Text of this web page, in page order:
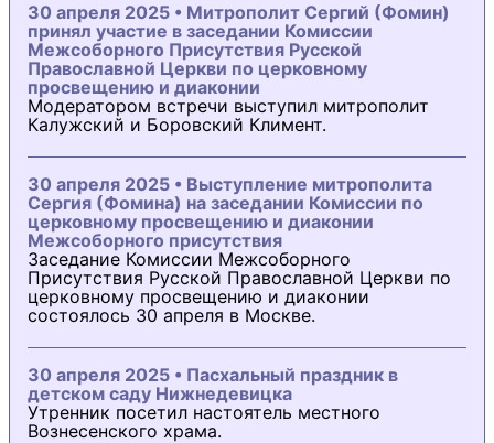
30 апреля 2025 • Митрополит Сергий (Фомин)
принял участие в заседании Комиссии
Межсоборного Присутствия Русской
Православной Церкви по церковному
просвещению и диаконии
Модератором встречи выступил митрополит
Калужский и Боровский Климент.
30 апреля 2025 • Выступление митрополита
Сергия (Фомина) на заседании Комиссии по
церковному просвещению и диаконии
Межсоборного присутствия
Заседание Комиссии Межсоборного
Присутствия Русской Православной Церкви по
церковному просвещению и диаконии
состоялось 30 апреля в Москве.
30 апреля 2025 • Пасхальный праздник в
детском саду Нижнедевицка
Утренник посетил настоятель местного
Вознесенского храма.